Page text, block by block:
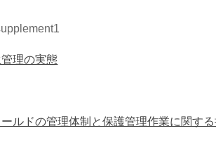
理の実態
ルドの管理体制と保護管理作業に関す